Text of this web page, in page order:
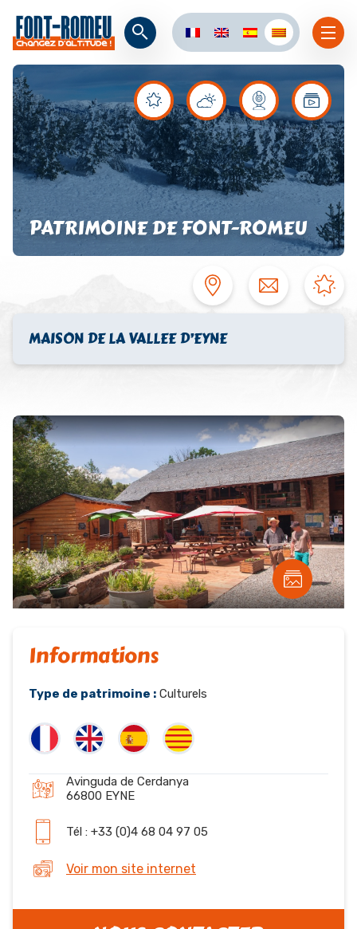
PATRIMOINE DE FONT-ROMEU
MAISON DE LA VALLEE D’EYNE
Informations
Type de patrimoine : Culturels
Avinguda de Cerdanya
66800 EYNE
Tél : +33 (0)4 68 04 97 05
Voir mon site internet